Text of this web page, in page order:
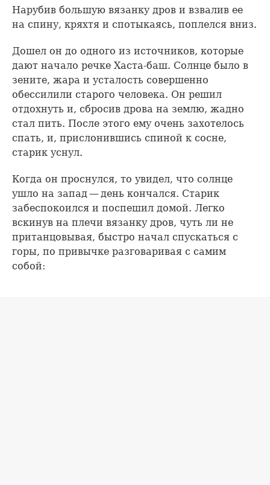
Нарубив большую вязанку дров и взвалив ее
на спину, кряхтя и спотыкаясь, поплелся вниз.
Дошел он до одного из источников, которые
дают начало речке Хаста-баш. Солнце было в
зените, жара и усталость совершенно
обессилили старого человека. Он решил
отдохнуть и, сбросив дрова на землю, жадно
стал пить. После этого ему очень захотелось
спать, и, прислонившись спиной к сосне,
старик уснул.
Когда он проснулся, то увидел, что солнце
ушло на запад — день кончался. Старик
забеспокоился и поспешил домой. Легко
вскинув на плечи вязанку дров, чуть ли не
пританцовывая, быстро начал спускаться с
горы, по привычке разговаривая с самим
собой: